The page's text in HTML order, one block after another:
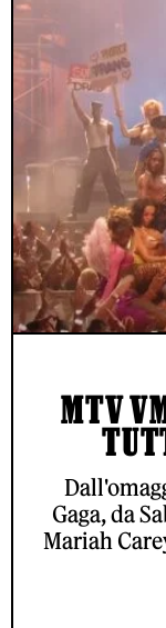
MTV
Gaga, da
Mariah